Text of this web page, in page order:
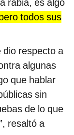
rabia, es algo
todos sus
dio respecto a
algunas
que hablar
sin
de lo que
resaltó a